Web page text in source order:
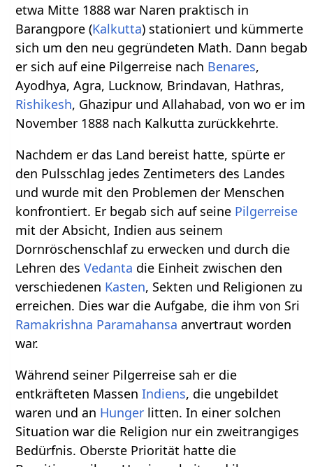
etwa Mitte 1888 war Naren praktisch in
Barangpore (Kalkutta) stationiert und kümmerte
sich um den neu gegründeten Math. Dann begab
er sich auf eine Pilgerreise nach Benares,
Ayodhya, Agra, Lucknow, Brindavan, Hathras,
Rishikesh, Ghazipur und Allahabad, von wo er im
November 1888 nach Kalkutta zurückkehrte.
Nachdem er das Land bereist hatte, spürte er
den Pulsschlag jedes Zentimeters des Landes
und wurde mit den Problemen der Menschen
konfrontiert. Er begab sich auf seine Pilgerreise
mit der Absicht, Indien aus seinem
Dornröschenschlaf zu erwecken und durch die
Lehren desVedanta die Einheit zwischen den
verschiedenen Kasten, Sekten und Religionen zu
erreichen. Dies war die Aufgabe, die ihm von Sri
Ramakrishna Paramahansa anvertraut worden
war.
Während seiner Pilgerreise sah er die
entkräfteten MassenIndiens, die ungebildet
waren und an Hunger litten. In einer solchen
Situation war die Religion nur ein zweitrangiges
Bedürfnis. Oberste Priorität hatte die